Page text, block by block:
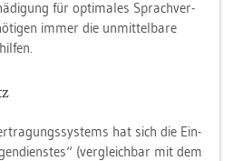
für op­ti­ma­les Sprach­ver­
immer die un­mit­tel­ba­re
hat sich die Ein­
(ver­gleich­bar mit dem